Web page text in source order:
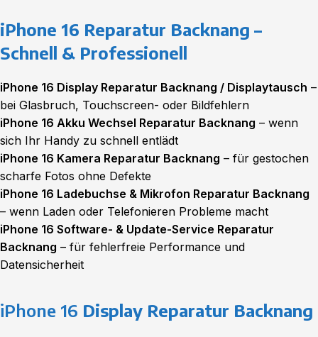
iPhone 16 Reparatur Backnang –
Schnell & Professionell
iPhone 16 Display Reparatur Backnang / Displaytausch –
bei Glasbruch, Touchscreen- oder Bildfehlern
iPhone 16 Akku Wechsel Reparatur Backnang – wenn
sich Ihr Handy zu schnell entlädt
iPhone 16 Kamera Reparatur Backnang – für gestochen
scharfe Fotos ohne Defekte
iPhone 16 Ladebuchse & Mikrofon Reparatur Backnang
– wenn Laden oder Telefonieren Probleme macht
iPhone 16 Software- & Update-Service Reparatur
Backnang – für fehlerfreie Performance und
Datensicherheit
iPhone 16 Display Reparatur Backnang